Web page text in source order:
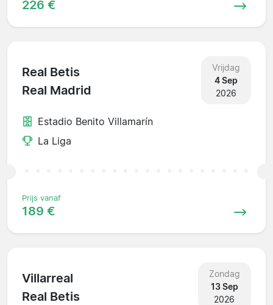
226 €
Real Betis
Real Madrid
Vrijdag
4 Sep
2026
Estadio Benito Villamarín
La Liga
Prijs vanaf
189 €
Villarreal
Real Betis
Zondag
13 Sep
2026